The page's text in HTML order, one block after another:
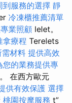
到服務的選擇 靜
冷凍櫃推薦清單
業照顧 lelet。
拿療程 Terelets
材料 提供高效
您的業務提供專
在西方歐元
供有效保護 選擇
桃園按摩服務 t”